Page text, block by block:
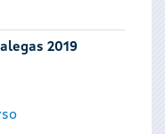
2019